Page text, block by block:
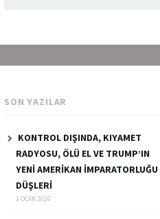
SON YAZILAR
KONTROL DIŞINDA, KIYAMET
RADYOSU, ÖLÜ EL VE TRUMP’IN
YENİ AMERİKAN İMPARATORLUĞU
DÜŞLERİ
1 OCAK 2026